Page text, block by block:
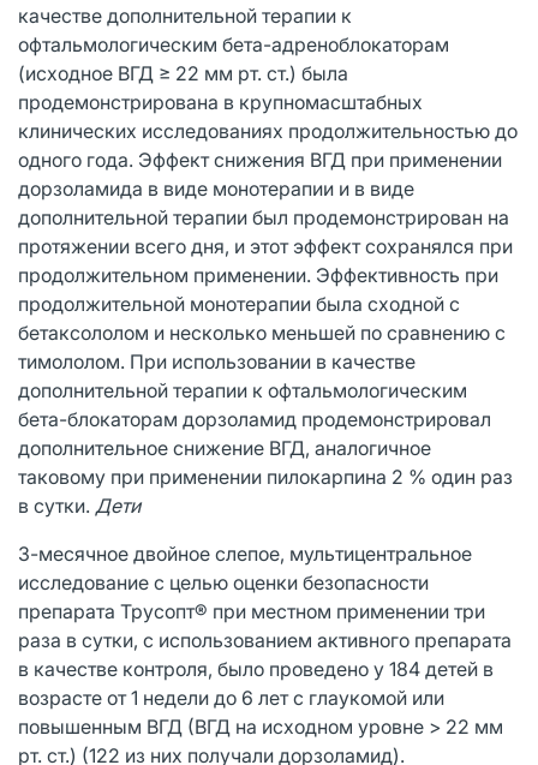
качестве дополнительной терапии к
офтальмологическим бета-адреноблокаторам
(исходное ВГД ≥ 22 мм рт. ст.) была
продемонстрирована в крупномасштабных
клинических исследованиях продолжительностью до
одного года. Эффект снижения ВГД при применении
дорзоламида в виде монотерапии и в виде
дополнительной терапии был продемонстрирован на
протяжении всего дня, и этот эффект сохранялся при
продолжительном применении. Эффективность при
продолжительной монотерапии была сходной с
бетаксололом и несколько меньшей по сравнению с
тимололом. При использовании в качестве
дополнительной терапии к офтальмологическим
бета-блокаторам дорзоламид продемонстрировал
дополнительное снижение ВГД, аналогичное
таковому при применении пилокарпина 2 % один раз
в сутки. Дети
3-месячное двойное слепое, мультицентральное
исследование с целью оценки безопасности
препарата Трусопт® при местном применении три
раза в сутки, с использованием активного препарата
в качестве контроля, было проведено у 184 детей в
возрасте от 1 недели до 6 лет с глаукомой или
повышенным ВГД (ВГД на исходном уровне > 22 мм
рт. ст.) (122 из них получали дорзоламид).